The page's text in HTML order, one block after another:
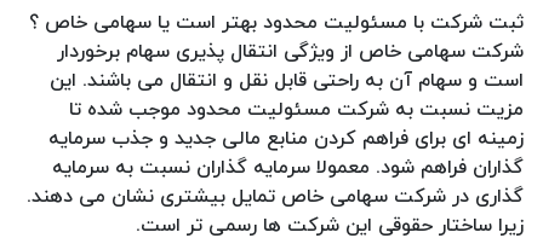
ثبت شرکت با مسئولیت محدود بهتر است یا سهامی خاص ؟
شرکت سهامی خاص از ویژگی انتقال پذیری سهام برخوردار
است و سهام آن به راحتی قابل نقل و انتقال می باشند. این
مزیت نسبت به شرکت مسئولیت محدود موجب شده تا
زمینه ای برای فراهم کردن منابع مالی جدید و جذب سرمایه
گذاران فراهم شود. معمولا سرمایه گذاران نسبت به سرمایه
گذاری در شرکت سهامی خاص تمایل بیشتری نشان می دهند.
زیرا ساختار حقوقی این شرکت ها رسمی تر است.